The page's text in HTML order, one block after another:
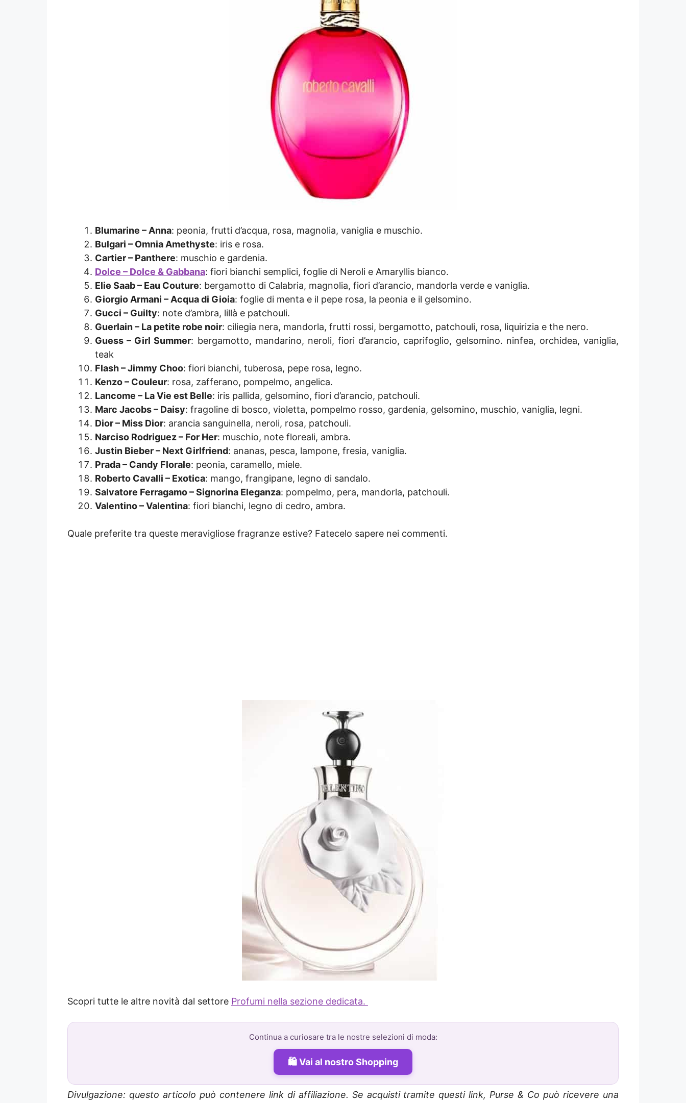
Blumarine – Anna: peonia, frutti d’acqua, rosa, magnolia, vaniglia e muschio.
Bulgari – Omnia Amethyste: iris e rosa.
Cartier – Panthere: muschio e gardenia.
Dolce – Dolce & Gabbana: fiori bianchi semplici, foglie di Neroli e Amaryllis bianco.
Elie Saab – Eau Couture: bergamotto di Calabria, magnolia, fiori d’arancio, mandorla verde e vaniglia.
Giorgio Armani – Acqua di Gioia: foglie di menta e il pepe rosa, la peonia e il gelsomino.
Gucci – Guilty: note d’ambra, lillà e patchouli.
Guerlain – La petite robe noir: ciliegia nera, mandorla, frutti rossi, bergamotto, patchouli, rosa, liquirizia e the nero.
Guess – Girl Summer: bergamotto, mandarino, neroli, fiori d’arancio, caprifoglio, gelsomino. ninfea, orchidea, vaniglia,
teak
Flash – Jimmy Choo: fiori bianchi, tuberosa, pepe rosa, legno.
Kenzo – Couleur: rosa, zafferano, pompelmo, angelica.
Lancome – La Vie est Belle: iris pallida, gelsomino, fiori d’arancio, patchouli.
Marc Jacobs – Daisy: fragoline di bosco, violetta, pompelmo rosso, gardenia, gelsomino, muschio, vaniglia, legni.
Dior – Miss Dior: arancia sanguinella, neroli, rosa, patchouli.
Narciso Rodriguez – For Her: muschio, note floreali, ambra.
Justin Bieber – Next Girlfriend: ananas, pesca, lampone, fresia, vaniglia.
Prada – Candy Florale: peonia, caramello, miele.
Roberto Cavalli – Exotica: mango, frangipane, legno di sandalo.
Salvatore Ferragamo – Signorina Eleganza: pompelmo, pera, mandorla, patchouli.
Valentino – Valentina: fiori bianchi, legno di cedro, ambra.
Quale preferite tra queste meravigliose fragranze estive? Fatecelo sapere nei commenti.
Scopri tutte le altre novità dal settore Profumi nella sezione dedicata.
Continua a curiosare tra le nostre selezioni di moda:
Vai al nostro Shopping
Divulgazione: questo articolo può contenere link di affiliazione. Se acquisti tramite questi link, Purse & Co può ricevere una